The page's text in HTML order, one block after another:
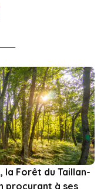
la Forêt du Taillan­-
procurant à ses